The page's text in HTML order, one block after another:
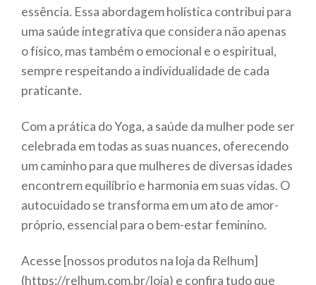
essência. Essa abordagem holística contribui para
uma saúde integrativa que considera não apenas
o físico, mas também o emocional e o espiritual,
sempre respeitando a individualidade de cada
praticante.
Com a prática do Yoga, a saúde da mulher pode ser
celebrada em todas as suas nuances, oferecendo
um caminho para que mulheres de diversas idades
encontrem equilíbrio e harmonia em suas vidas. O
autocuidado se transforma em um ato de amor-
próprio, essencial para o bem-estar feminino.
Acesse [nossos produtos na loja da Relhum]
(https://relhum.com.br/loja) e confira tudo que